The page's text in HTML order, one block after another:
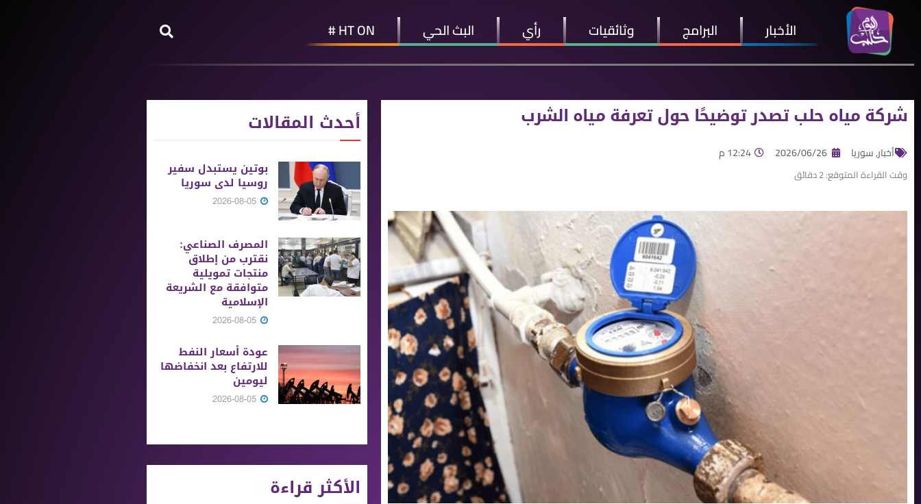
الأخبار البرامج وثائقيات رأي البث الحي HT ON #
شركة مياه حلب تصدر توضيحًا حول تعرفة مياه الشرب
أخبار,سوريا 2026/06/26 12:24 م
وقت القراءة المتوقع:2دقائق
أحدث المقالات
بوتين يستبدل سفير
روسيا لدى سوريا
المصرف الصناعي:
نقترب من إطلاق
منتجات تمويلية
متوافقة مع الشريعة
الإسلامية
عودة أسعار النفط
للارتفاع بعد انخفاضها
ليومين
الأكثر قراءة